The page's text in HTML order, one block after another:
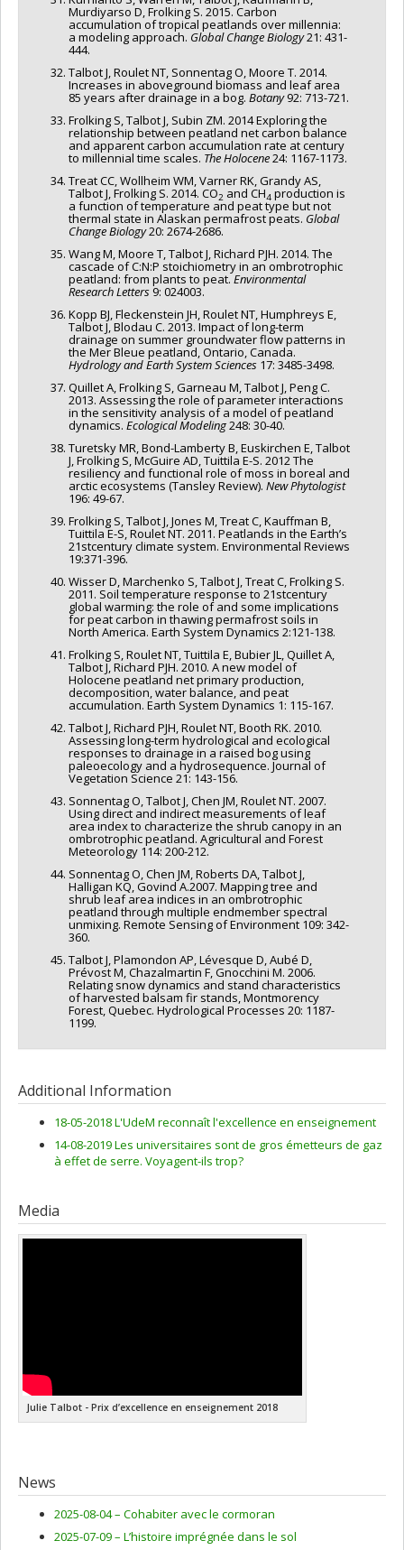
Murdiyarso D, Frolking S. 2015. Carbon
accumulation of tropical peatlands over millennia:
a modeling approach. Global Change Biology21: 431-
444.
Talbot J, Roulet NT, Sonnentag O, Moore T. 2014.
Increases in aboveground biomass and leaf area
85 years after drainage in a bog. Botany92: 713-721.
Frolking S, Talbot J, Subin ZM. 2014 Exploring the
relationship between peatland net carbon balance
and apparent carbon accumulation rate at century
to millennial time scales. The Holocene24: 1167-1173.
Treat CC, Wollheim WM, Varner RK, Grandy AS,
Talbot J, Frolking S. 2014. CO2 and CH4 production is
a function of temperature and peat type but not
thermal state in Alaskan permafrost peats. Global
Change Biology20: 2674-2686.
Wang M, Moore T, Talbot J, Richard PJH. 2014. The
cascade of C:N:P stoichiometry in an ombrotrophic
peatland: from plants to peat.Environmental
Research Letters9: 024003.
Kopp BJ, Fleckenstein JH, Roulet NT, Humphreys E,
Talbot J, Blodau C. 2013. Impact of long-term
drainage on summer groundwater flow patterns in
the Mer Bleue peatland, Ontario, Canada.
Hydrology and Earth System Sciences 17: 3485-3498.
Quillet A, Frolking S, Garneau M, Talbot J, Peng C.
2013. Assessing the role of parameter interactions
in the sensitivity analysis of a model of peatland
dynamics. Ecological Modeling248: 30-40.
Turetsky MR, Bond-Lamberty B, Euskirchen E, Talbot
J, Frolking S, McGuire AD, Tuittila E-S. 2012 The
resiliency and functional role of moss in boreal and
arctic ecosystems (Tansley Review). New Phytologist
196: 49-67.
Frolking S, Talbot J, Jones M, Treat C, Kauffman B,
Tuittila E-S, Roulet NT. 2011. Peatlands in the Earth’s
21stcentury climate system. Environmental Reviews
19:371-396.
Wisser D, Marchenko S, Talbot J, Treat C, Frolking S.
2011. Soil temperature response to 21stcentury
global warming: the role of and some implications
for peat carbon in thawing permafrost soils in
North America. Earth System Dynamics 2:121-138.
Frolking S, Roulet NT, Tuittila E, Bubier JL, Quillet A,
Talbot J, Richard PJH. 2010. A new model of
Holocene peatland net primary production,
decomposition, water balance, and peat
accumulation. Earth System Dynamics 1: 115-167.
Talbot J, Richard PJH, Roulet NT, Booth RK. 2010.
Assessing long-term hydrological and ecological
responses to drainage in a raised bog using
paleoecology and a hydrosequence. Journal of
Vegetation Science 21: 143-156.
Sonnentag O, Talbot J, Chen JM, Roulet NT. 2007.
Using direct and indirect measurements of leaf
area index to characterize the shrub canopy in an
ombrotrophic peatland. Agricultural and Forest
Meteorology 114: 200-212.
Sonnentag O, Chen JM, Roberts DA, Talbot J,
Halligan KQ, Govind A.2007. Mapping tree and
shrub leaf area indices in an ombrotrophic
peatland through multiple endmember spectral
unmixing. Remote Sensing of Environment 109: 342-
360.
Talbot J, Plamondon AP, Lévesque D, Aubé D,
Prévost M, Chazalmartin F, Gnocchini M. 2006.
Relating snow dynamics and stand characteristics
of harvested balsam fir stands, Montmorency
Forest, Quebec. Hydrological Processes 20: 1187-
1199.
Additional Information
18-05-2018 L'UdeM reconnaît l'excellence en enseignement
14-08-2019 Les universitaires sont de gros émetteurs de gaz
à effet de serre. Voyagent-ils trop?
Media
Julie Talbot - Prix d’excellence en enseignement 2018
News
2025-08-04 – Cohabiter avec le cormoran
2025-07-09 – L’histoire imprégnée dans le sol